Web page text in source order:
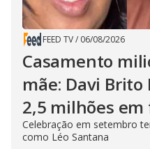
FEED TV/ 06/08/2026
Casamento
mãe: Davi Brito
2,5 milhões em
Celebração em setembro
como Léo Santana